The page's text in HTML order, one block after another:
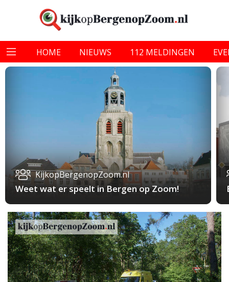
HOME NIEUWS 112 MELDINGEN
KijkopBergenopZoom.nl
Weet wat er speelt in Bergen op Zoom!